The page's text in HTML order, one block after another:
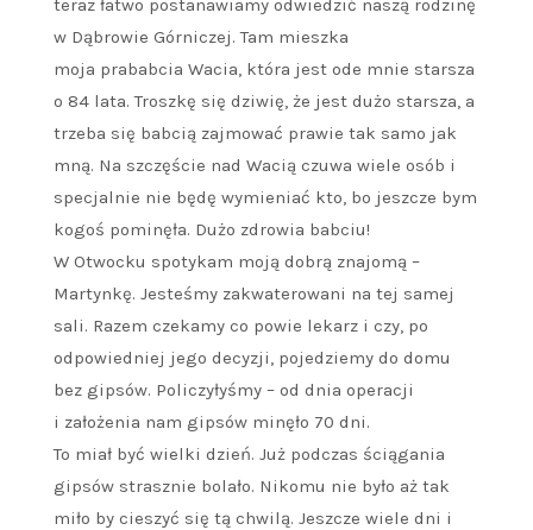
teraz łatwo postanawiamy odwiedzić naszą rodzinę
w Dąbrowie Górniczej. Tam mieszka
moja prababcia Wacia, która jest ode mnie starsza
o 84 lata. Troszkę się dziwię, że jest dużo starsza, a
trzeba się babcią zajmować prawie tak samo jak
mną. Na szczęście nad Wacią czuwa wiele osób i
specjalnie nie będę wymieniać kto, bo jeszcze bym
kogoś pominęła. Dużo zdrowia babciu!
W Otwocku spotykam moją dobrą znajomą –
Martynkę. Jesteśmy zakwaterowani na tej samej
sali. Razem czekamy co powie lekarz i czy, po
odpowiedniej jego decyzji, pojedziemy do domu
bez gipsów. Policzyłyśmy – od dnia operacji
i założenia nam gipsów minęło 70 dni.
To miał być wielki dzień. Już podczas ściągania
gipsów strasznie bolało. Nikomu nie było aż tak
miło by cieszyć się tą chwilą. Jeszcze wiele dni i